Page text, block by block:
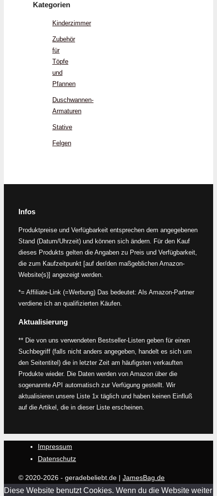
Kategorien
Kinderzimmer
Zubehör
für
Töpfe
und
Pfannen
Duschwannen-
Armaturen
Stative
Felgen
Infos
Produktpreise und Verfügbarkeit entsprechen dem angegebenen
Stand (Datum/Uhrzeit) und können sich ändern. Für den Kauf
dieses Produkts gelten die Angaben zu Preis und Verfügbarkeit,
die zum Kaufzeitpunkt [auf der/den maßgeblichen Amazon-
Website(s)] angezeigt werden.
*= Affiliate-Link (=Werbung) Das bedeutet: Als Amazon-Partner
verdiene ich an qualifizierten Käufen.
Aktualisierung
** Die von uns verwendeten Bestseller-Listen geben für einen
Suchbegriff (falls nicht anders angegeben, handelt es sich um
den Seitentitel) die in letzter Zeit am häufigsten verkauften
Produkte wieder. Die Daten werden von Amazon über die
sogenannte API automatisch zur Verfügung gestellt. Wir
aktualisieren unsere Liste 1x täglich und haben keinen Einfluß
auf die Artikel, die in dieser Liste erscheinen.
Impressum
Datenschutz
© 2020-2026 - geradebeliebt.de | JamesBag.de
Diese Website benutzt Cookies. Wenn du die Website weiter